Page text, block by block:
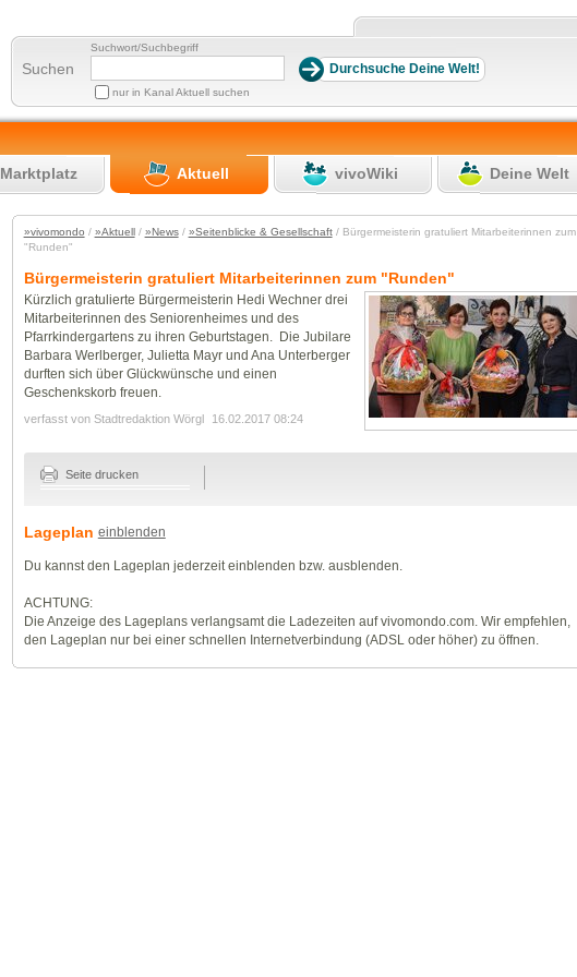
Suchen
Suchwort/Suchbegriff
nur in Kanal Aktuell suchen
Marktplatz Aktuell vivoWiki Deine Welt
»vivomondo / »Aktuell/ »News/ »Seitenblicke & Gesellschaft/ Bürgermeisterin gratuliert Mitarbeiterinnen zum
"Runden"
Bürgermeisterin gratuliert Mitarbeiterinnen zum "Runden"
Kürzlich gratulierte Bürgermeisterin Hedi Wechner drei
Mitarbeiterinnen des Seniorenheimes und des
Pfarrkindergartens zu ihren Geburtstagen. Die Jubilare
Barbara Werlberger, Julietta Mayr und Ana Unterberger
durften sich über Glückwünsche und einen
Geschenkskorb freuen.
verfasst von Stadtredaktion Wörgl 16.02.2017 08:24
Seite drucken
Lageplan einblenden
Du kannst den Lageplan jederzeit einblenden bzw. ausblenden.
ACHTUNG:
Die Anzeige des Lageplans verlangsamt die Ladezeiten auf vivomondo.com. Wir empfehlen,
den Lageplan nur bei einer schnellen Internetverbindung (ADSL oder höher) zu öffnen.